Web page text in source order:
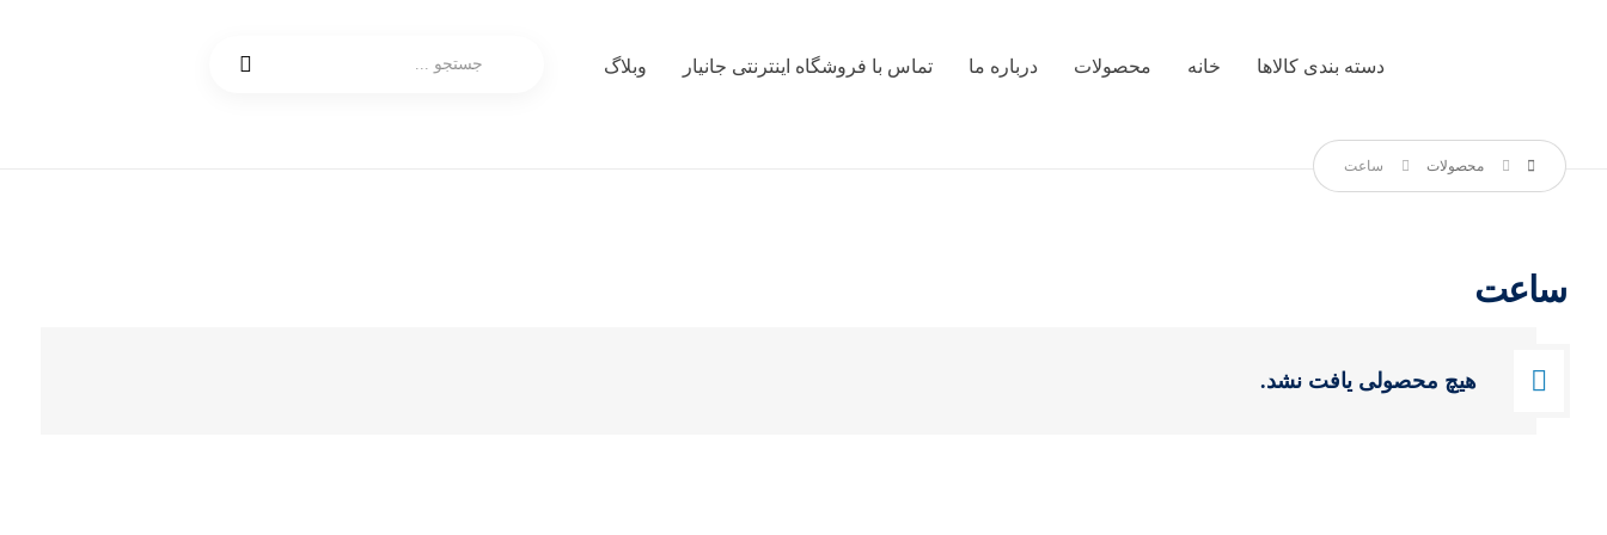
دسته بندی کالاها خانه محصولات درباره ما تماس با فروشگاه اینترنتی جانیار وبلاگ
محصولات ساعت
ساعت
هیچ محصولی یافت نشد.